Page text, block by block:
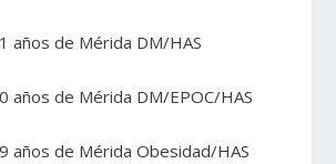
años de Mérida DM/HAS
años de Mérida DM/EPOC/HAS
años de Mérida Obesidad/HAS